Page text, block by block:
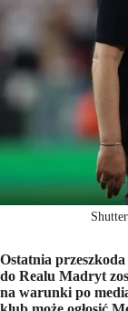
Ostatnia
do Realu Madryt
na warunki po